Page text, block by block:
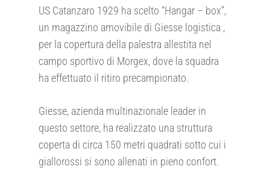
US Catanzaro 1929 ha scelto “Hangar – box”,
un magazzino amovibile di Giesse logistica ,
per la copertura della palestra allestita nel
campo sportivo di Morgex, dove la squadra
ha effettuato il ritiro precampionato.
Giesse, azienda multinazionale leader in
questo settore, ha realizzato una struttura
coperta di circa 150 metri quadrati sotto cui i
giallorossi si sono allenati in pieno confort.